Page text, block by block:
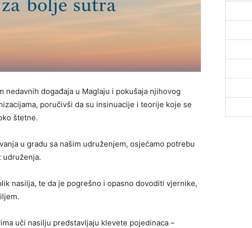
nedavnih događaja u Maglaju i pokušaja njihovog
poručivši da su insinuacije i teorije koje se
štetne.
u gradu sa našim udruženjem, osjećamo potrebu
udruženja.
nasilja, te da je pogrešno i opasno dovoditi vjernike,
uči nasilju predstavljaju klevete pojedinaca –